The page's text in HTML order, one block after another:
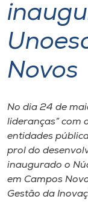
Portal de Ensino
A
I.nova
Diplomados
Novos
No dia 24 de
lideranças” com
entidades
prol do
inaugurado o
em Campos
Gestão da